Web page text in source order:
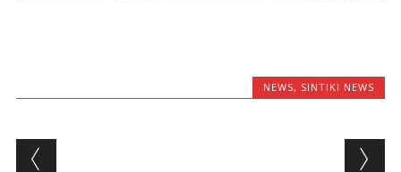
NEWS, SINTIKI NEWS
Post navigation